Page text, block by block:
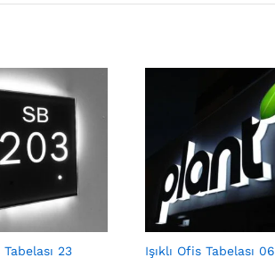
Tabelası 23 Işıklı Ofis Tabelası 06